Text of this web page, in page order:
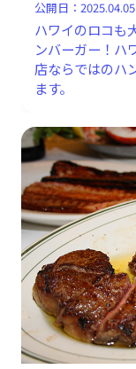
公開日：2025.04.05
ハワイのロコも
ンバーガー！ハ
店ならではのハ
ます。